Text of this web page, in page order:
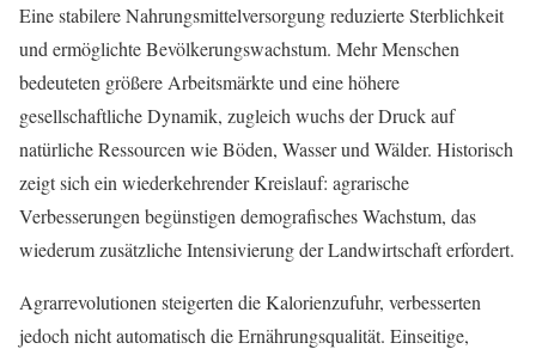
Eine stabilere Nahrungsmittelversorgung reduzierte Sterblichkeit
und ermöglichte Bevölkerungswachstum. Mehr Menschen
bedeuteten größere Arbeitsmärkte und eine höhere
gesellschaftliche Dynamik, zugleich wuchs der Druck auf
natürliche Ressourcen wie Böden, Wasser und Wälder. Historisch
zeigt sich ein wiederkehrender Kreislauf: agrarische
Verbesserungen begünstigen demografisches Wachstum, das
wiederum zusätzliche Intensivierung der Landwirtschaft erfordert.
Agrarrevolutionen steigerten die Kalorienzufuhr, verbesserten
jedoch nicht automatisch die Ernährungsqualität. Einseitige,